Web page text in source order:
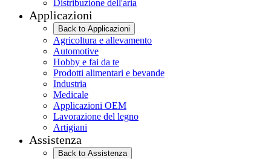
Distribuzione dell'aria
Applicazioni
Back to Applicazioni
Agricoltura e allevamento
Automotive
Hobby e fai da te
Prodotti alimentari e bevande
Industria
Medicale
Applicazioni OEM
Lavorazione del legno
Artigiani
Assistenza
Back to Assistenza